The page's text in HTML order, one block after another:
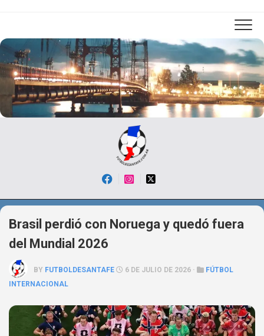
Brasil perdió con Noruega y quedó fuera
del Mundial 2026
BY FUTBOLDESANTAFE 6 DE JULIO DE 2026 ·
FÚTBOL
INTERNACIONAL